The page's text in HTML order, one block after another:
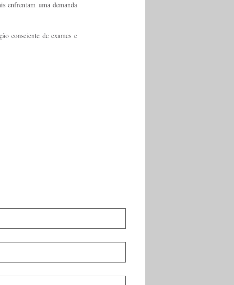
enfrentam uma demanda
consciente de exames e